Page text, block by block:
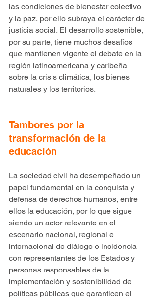
las condiciones de bienestar colectivo
y la paz, por ello subraya el carácter de
justicia social. El desarrollo sostenible,
por su parte, tiene muchos desafíos
que mantienen vigente el debate en la
región latinoamericana y caribeña
sobre la crisis climática, los bienes
naturales y los territorios.
Tambores por la
transformación de la
educación
La sociedad civil ha desempeñado un
papel fundamental en la conquista y
defensa de derechos humanos, entre
ellos la educación, por lo que sigue
siendo un actor relevante en el
escenario nacional, regional e
internacional de diálogo e incidencia
con representantes de los Estados y
personas responsables de la
implementación y sostenibilidad de
políticas públicas que garanticen el